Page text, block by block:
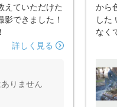
えていただけた
できました！
詳しく見る
りません
から
した
なく
な写
分達
てと